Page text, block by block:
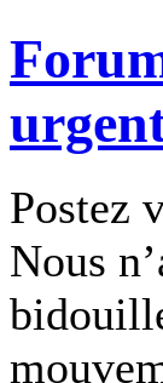
Postez
Nous